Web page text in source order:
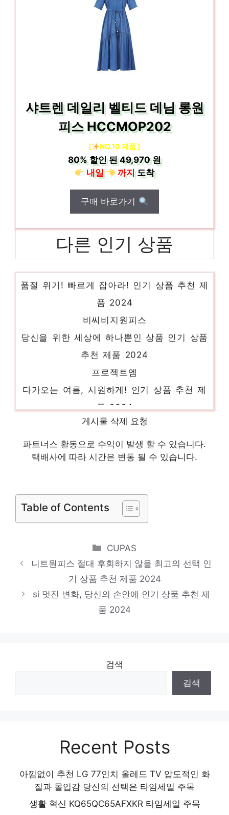
샤트렌 데일리 벨티드 데님 롱원
피스 HCCMOP202
[ NO.10 제품 ]
80%할인 된49,970 원
내일
까지도착
구매 바로가기
다른 인기 상품
린넨반팔자켓
린넨블라우스
제품 2024
천 제품 2024
시스티나원피스
타미힐피거
일상에 특별함을 더하는 제품 인기 상품 추천
제품 2024
게시물 삭제 요청
파트너스 활동으로 수익이 발생 할 수 있습니다.
택배사에 따라 시간은 변동 될 수 있습니다.
Table of Contents
Categories
CUPAS
니트원피스 절대 후회하지 않을 최고의 선택 인
기 상품 추천 제품 2024
si 멋진 변화, 당신의 손안에 인기 상품 추천 제
품 2024
검색
검색
Recent Posts
아낌없이 추천 LG 77인치 올레드 TV 압도적인 화
질과 몰입감 당신의 선택은 타임세일 주목
생활 혁신 KQ65QC65AFXKR 타임세일 주목